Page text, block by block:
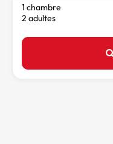
1 chambre
2 adultes